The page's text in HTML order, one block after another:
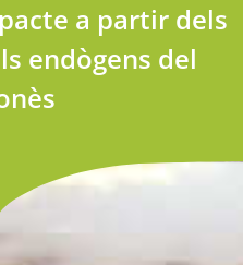
a partir dels
endògens del